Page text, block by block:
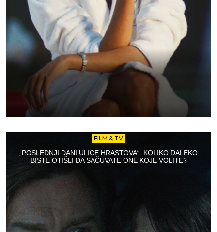
FILM & TV
„POSLEDNJI DANI ULICE HRASTOVA“: KOLIKO DALEKO
BISTE OTIŠLI DA SAČUVATE ONE KOJE VOLITE?